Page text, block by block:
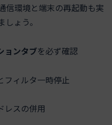
信環境と端末の再起動も実
ょう。
ョンタブを必ず確認
フィルタ一時停止
レスの併用